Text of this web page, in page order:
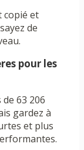
copié et
de
pour les
63 206
gardez à
et plus